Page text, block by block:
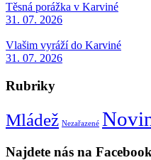
Těsná porážka v Karviné
31. 07. 2026
Vlašim vyráží do Karviné
31. 07. 2026
Rubriky
Mládež Nezařazené
Najdete nás na